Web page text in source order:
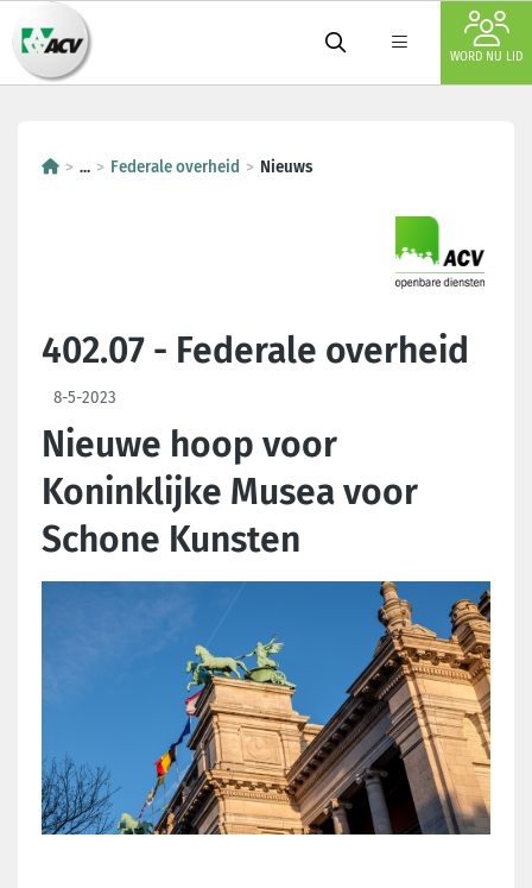
WORD NU LID
... Federale overheid Nieuws
402.07 - Federale overheid
8-5-2023
Nieuwe hoop voor
Koninklijke Musea voor
Schone Kunsten